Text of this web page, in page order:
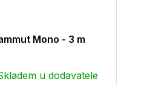
Mono - 3 m
u dodavatele